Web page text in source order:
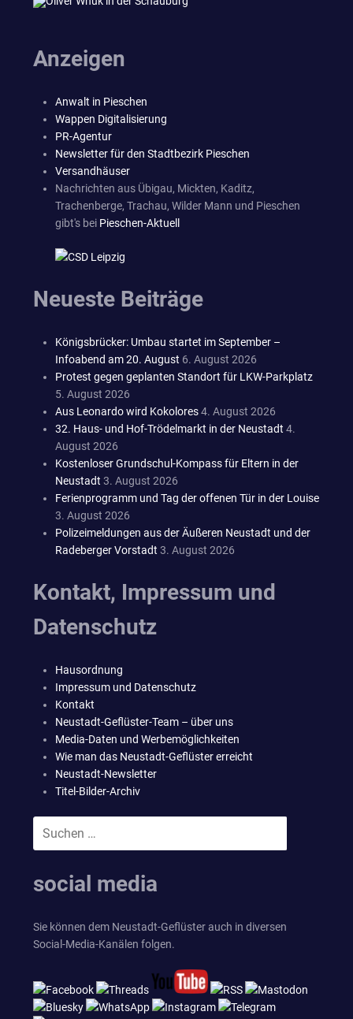
Anzeigen
Anwalt in Pieschen
Wappen Digitalisierung
PR-Agentur
Newsletter für den Stadtbezirk Pieschen
Versandhäuser
Nachrichten aus Übigau, Mickten, Kaditz,
Trachenberge, Trachau, Wilder Mann und Pieschen
gibt's bei Pieschen-Aktuell
Neueste Beiträge
Königsbrücker: Umbau startet im September –
Infoabend am 20. August 6. August 2026
Protest gegen geplanten Standort für LKW-Parkplatz
5. August 2026
Aus Leonardo wird Kokolores4. August 2026
32. Haus- und Hof-Trödelmarkt in der Neustadt 4.
August 2026
Kostenloser Grundschul-Kompass für Eltern in der
Neustadt 3. August 2026
Ferienprogramm und Tag der offenen Tür in der Louise
3. August 2026
Polizeimeldungen aus der Äußeren Neustadt und der
Radeberger Vorstadt 3. August 2026
Kontakt, Impressum und
Datenschutz
Hausordnung
Impressum und Datenschutz
Kontakt
Neustadt-Geflüster-Team – über uns
Media-Daten und Werbemöglichkeiten
Wie man das Neustadt-Geflüster erreicht
Neustadt-Newsletter
Titel-Bilder-Archiv
social media
Sie können dem Neustadt-Geflüster auch in diversen
Social-Media-Kanälen folgen.